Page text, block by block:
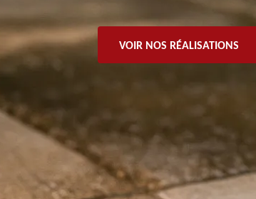
VOIR NOS RÉALISATIONS